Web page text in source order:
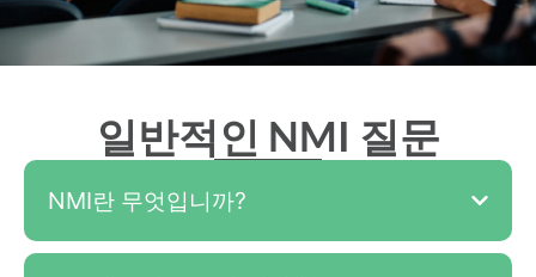
일반적인 NMI 질문
NMI란 무엇입니까?